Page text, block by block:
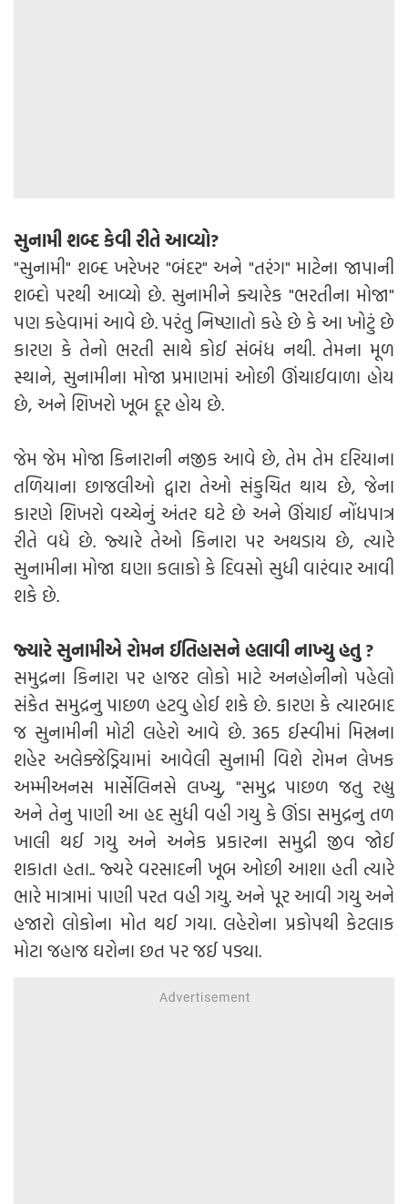
સુનામી શબ્દ કેવી રીતે આવ્યો?
"સુનામી" શબ્દ ખરેખર "બંદર" અને "તરંગ" માટેના જાપાની
શબ્દો પરથી આવ્યો છે. સુનામીને ક્યારેક "ભરતીના મોજા"
પણ કહેવામાં આવે છે. પરંતુ નિષ્ણાતો કહે છે કે આ ખોટું છે
કારણ કે તેનો ભરતી સાથે કોઈ સંબંધ નથી. તેમના મૂળ
સ્થાને, સુનામીના મોજા પ્રમાણમાં ઓછી ઊંચાઈવાળા હોય
છે, અને શિખરો ખૂબ દૂર હોય છે.
જેમ જેમ મોજા કિનારાની નજીક આવે છે, તેમ તેમ દરિયાના
તળિયાના છાજલીઓ દ્વારા તેઓ સંકુચિત થાય છે, જેના
કારણે શિખરો વચ્ચેનું અંતર ઘટે છે અને ઊંચાઈ નોંધપાત્ર
રીતે વધે છે. જ્યારે તેઓ કિનારા પર અથડાય છે, ત્યારે
સુનામીના મોજા ઘણા કલાકો કે દિવસો સુધી વારંવાર આવી
શકે છે.
જ્યારે સુનામીએ રોમન ઈતિહાસને હલાવી નાખ્યુ હતુ ?
સમુદ્રના કિનારા પર હાજર લોકો માટે અનહોનીનો પહેલો
સંકેત સમુદ્રનુ પાછળ હટવુ હોઈ શકે છે. કારણ કે ત્યારબાદ
જ સુનામીની મોટી લહેરો આવે છે. 365 ઈસ્વીમાં મિસ્રના
શહેર અલેક્જેડ્રિયામાં આવેલી સુનામી વિશે રોમન લેખક
અમ્મીઅનસ માર્સેલિનસે લખ્યુ, "સમુદ્ર પાછળ જતુ રહ્યુ
અને તેનુ પાણી આ હદ સુધી વહી ગયુ કે ઊંડા સમુદ્રનુ તળ
ખાલી થઈ ગયુ અને અનેક પ્રકારના સમુદ્રી જીવ જોઈ
શકાતા હતા.. જ્યરે વરસાદની ખૂબ ઓછી આશા હતી ત્યારે
ભારે માત્રામાં પાણી પરત વહી ગયુ. અને પૂર આવી ગયુ અને
હજારો લોકોના મોત થઈ ગયા. લહેરોના પ્રકોપથી કેટલાક
મોટા જહાજ ઘરોના છત પર જઈ પડ્યા.